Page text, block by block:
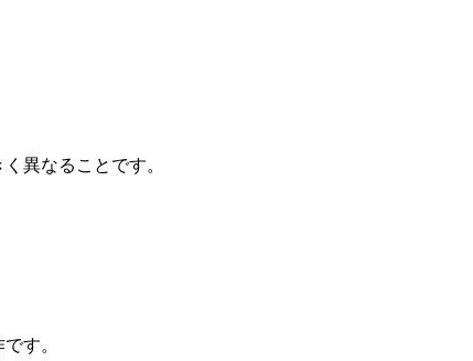
異なることです。
す。